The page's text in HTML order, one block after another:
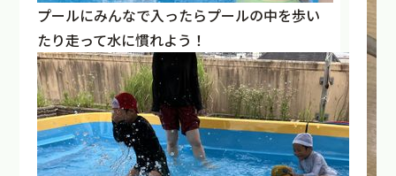
プールにみんなで入ったらプールの中を歩い
たり走って水に慣れよう！